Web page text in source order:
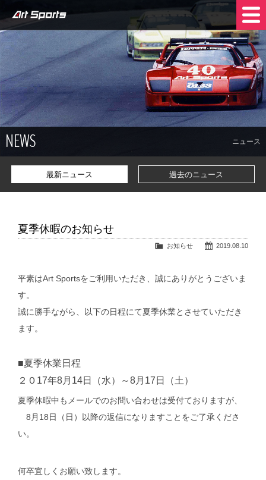
NEWS
STOCK CARS
SHOP INFO
COMPANY
NEWS ニュース
最新ニュース 過去のニュース
夏季休暇のお知らせ
2019.08.10
お知らせ
平素はArt Sportsをご利用いただき、誠にありがとうございま
す。
誠に勝手ながら、以下の日程にて夏季休業とさせていただき
ます。
■夏季休業日程
２０17年8月14日（水）～8月17日（土）
夏季休暇中もメールでのお問い合わせは受付ておりますが、
8月18日（日）以降の返信になりますことをご了承くださ
い。
何卒宜しくお願い致します。